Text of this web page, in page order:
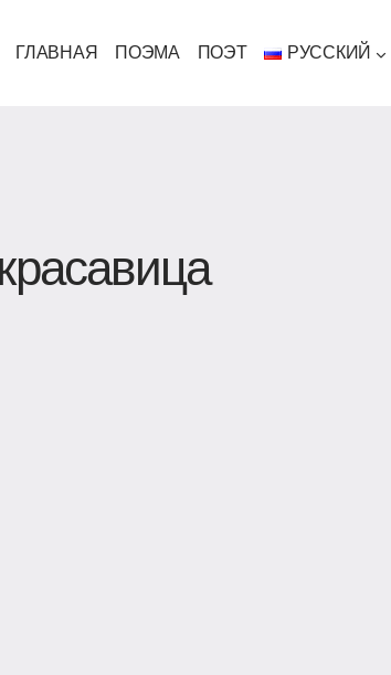
ГЛАВНАЯ ПОЭМА ПОЭТ РУССКИЙ